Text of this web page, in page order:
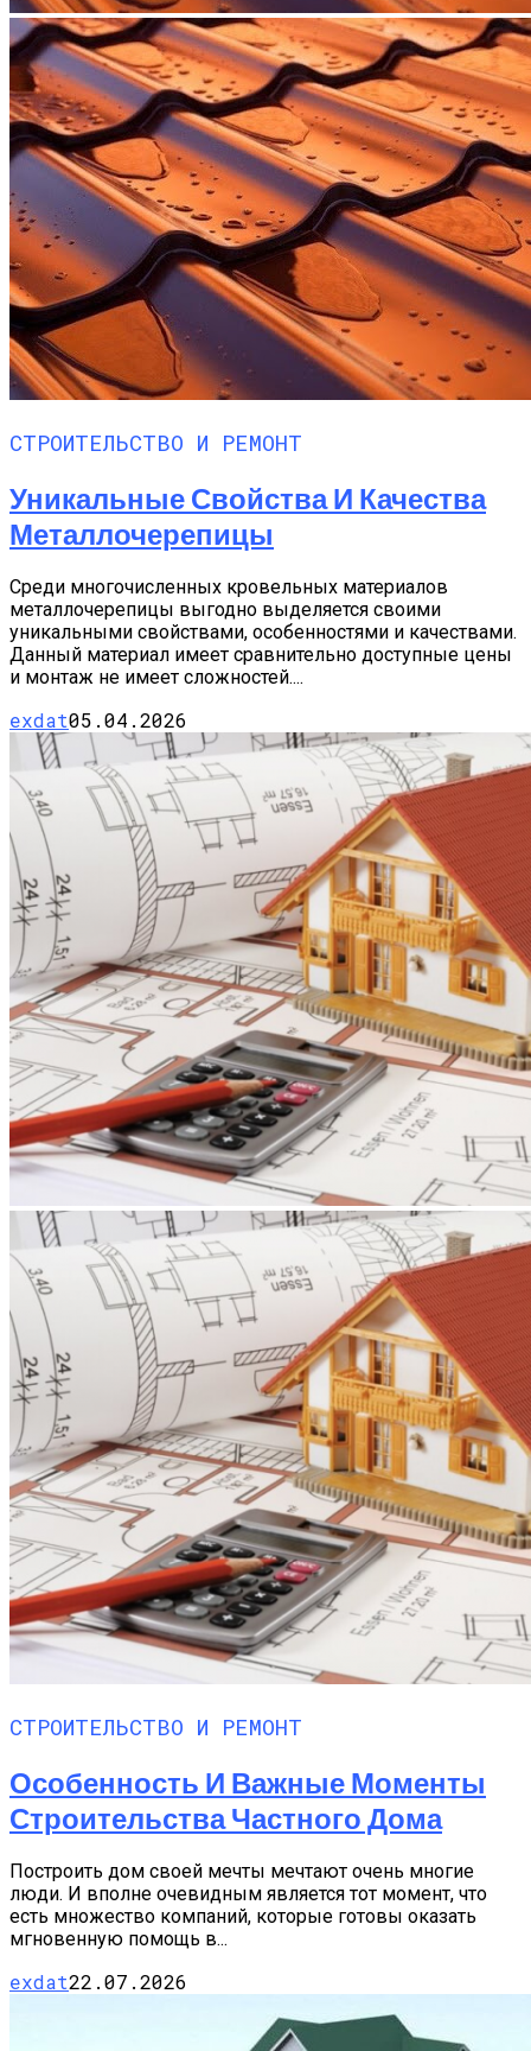
СТРОИТЕЛЬСТВО И РЕМОНТ
Уникальные Свойства И Качества
Металлочерепицы
Среди многочисленных кровельных материалов
металлочерепицы выгодно выделяется своими
уникальными свойствами, особенностями и качествами.
Данный материал имеет сравнительно доступные цены
и монтаж не имеет сложностей....
exdat05.04.2026
СТРОИТЕЛЬСТВО И РЕМОНТ
Особенность И Важные Моменты
Строительства Частного Дома
Построить дом своей мечты мечтают очень многие
люди. И вполне очевидным является тот момент, что
есть множество компаний, которые готовы оказать
мгновенную помощь в...
exdat22.07.2026